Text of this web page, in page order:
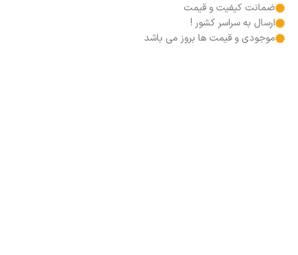
ضمانت کیفیت و قیمت
ارسال به سراسر کشور !
موجودی و قیمت ها بروز می باشد